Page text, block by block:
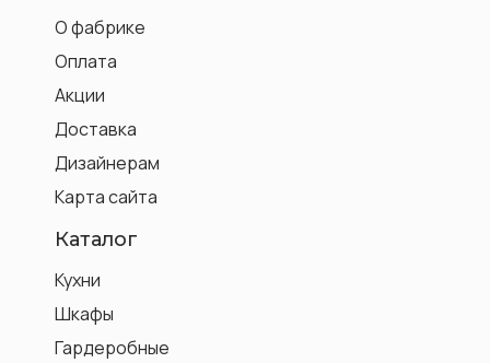
Акции
Оплата
Доставка
О фабрике
Каталог
Карта сайта
Дизайнерам
Шкафы
Гардеробные
Кухни